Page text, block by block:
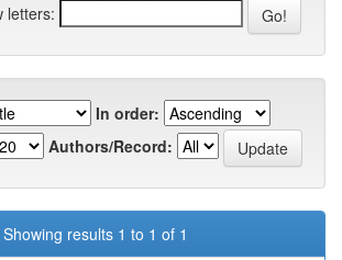
letters:
In order:
Authors/Record:
Showing results 1 to 1 of 1